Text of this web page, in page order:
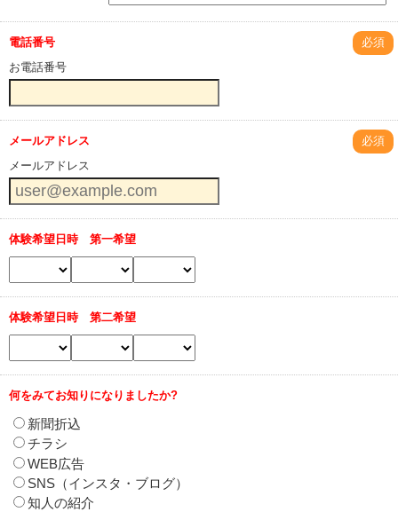
電話番号
必須
お電話番号
メールアドレス
必須
メールアドレス
体験希望日時 第一希望
体験希望日時 第二希望
何をみてお知りになりましたか?
新聞折込
チラシ
WEB広告
SNS（インスタ・ブログ）
知人の紹介